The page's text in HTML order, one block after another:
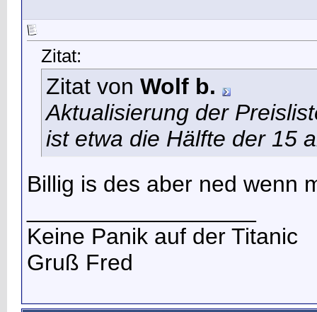
Zitat:
Zitat von Wolf b.
Aktualisierung der
ist etwa die Hälfte der 15
Billig is des aber ned wenn
Keine Panik auf der Titanic
Gruß Fred